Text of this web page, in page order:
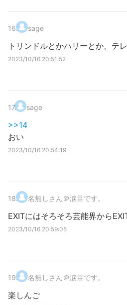
16. sage
トリンドルとかハリーとか、テ
2023/10/16 20:51:52
17. sage
>>14
おい
2023/10/16 20:54:19
18. 名無しさん＠涙目です。
EXITにはそろそろ芸能界から
2023/10/16 20:59:05
19. 名無しさん＠涙目です。
楽しんご